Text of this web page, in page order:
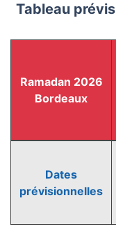
Tableau
Ramadan 2026
Bordeaux
Dates
prévisionnelles